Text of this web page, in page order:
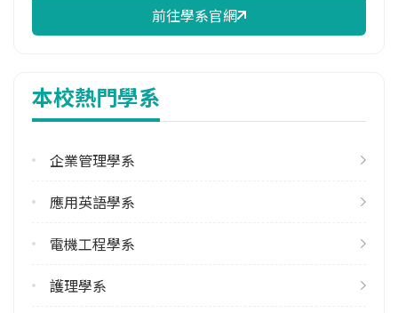
113學年度下學期
雙主修人數
113學年度上學期
1
學系電話
前往學系官網
本校熱門學系
企業管理學系
應用英語學系
電機工程學系
護理學系